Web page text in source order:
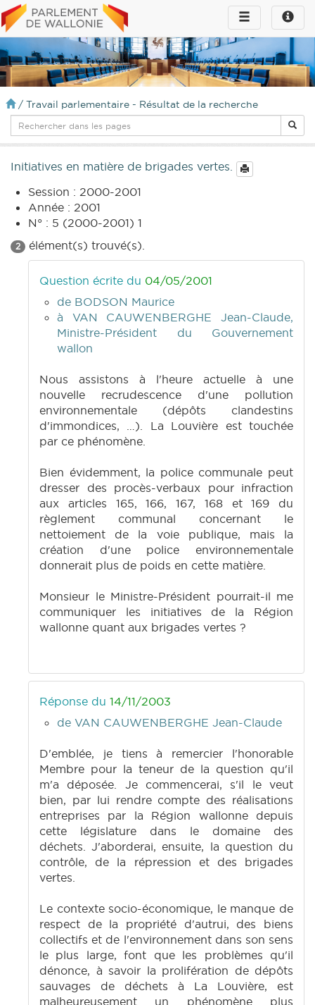
Toggle
infos
Toggle
navigation
/ Travail parlementaire - Résultat de la recherche
Initiatives en matière de brigades vertes.
Session : 2000-2001
Année : 2001
N° : 5 (2000-2001) 1
2 élément(s) trouvé(s).
Question écrite du 04/05/2001
de BODSON Maurice
à VAN CAUWENBERGHE Jean-Claude,
Ministre-Président du Gouvernement
wallon
Nous assistons à l'heure actuelle à une
nouvelle recrudescence d'une pollution
environnementale (dépôts clandestins
d'immondices, …). La Louvière est touchée
par ce phénomène.
Bien évidemment, la police communale peut
dresser des procès-verbaux pour infraction
aux articles 165, 166, 167, 168 et 169 du
règlement communal concernant le
nettoiement de la voie publique, mais la
création d'une police environnementale
donnerait plus de poids en cette matière.
Monsieur le Ministre-Président pourrait-il me
communiquer les initiatives de la Région
wallonne quant aux brigades vertes ?
Réponse du 14/11/2003
de VAN CAUWENBERGHE Jean-Claude
D'emblée, je tiens à remercier l'honorable
Membre pour la teneur de la question qu'il
m'a déposée. Je commencerai, s'il le veut
bien, par lui rendre compte des réalisations
entreprises par la Région wallonne depuis
cette législature dans le domaine des
déchets. J'aborderai, ensuite, la question du
contrôle, de la répression et des brigades
vertes.
Le contexte socio-économique, le manque de
respect de la propriété d'autrui, des biens
collectifs et de l'environnement dans son sens
le plus large, font que les problèmes qu'il
dénonce, à savoir la prolifération de dépôts
sauvages de déchets à La Louvière, est
malheureusement un phénomène plus